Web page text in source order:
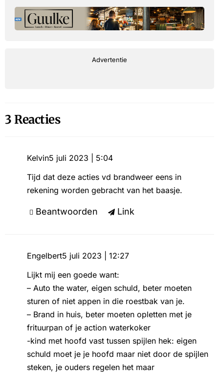
Advertentie
3 Reacties
Kelvin5 juli 2023 | 5:04
Tijd dat deze acties vd brandweer eens in
rekening worden gebracht van het baasje.
Beantwoorden Link
Engelbert5 juli 2023 | 12:27
Lijkt mij een goede want:
– Auto the water, eigen schuld, beter moeten
sturen of niet appen in die roestbak van je.
– Brand in huis, beter moeten opletten met je
frituurpan of je action waterkoker
-kind met hoofd vast tussen spijlen hek: eigen
schuld moet je je hoofd maar niet door de spijlen
steken, je ouders regelen het maar